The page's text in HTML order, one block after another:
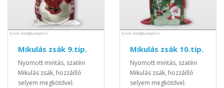
Mikulás zsák 9.tip.
Nyomott mintás, szatén
Mikulás zsák, hozzáillő
selyem megkötővel.
Mikulás zsák 10.tip.
Nyomott mintás, szatén
Mikulás zsák, hozzáillő
selyem megkötővel.